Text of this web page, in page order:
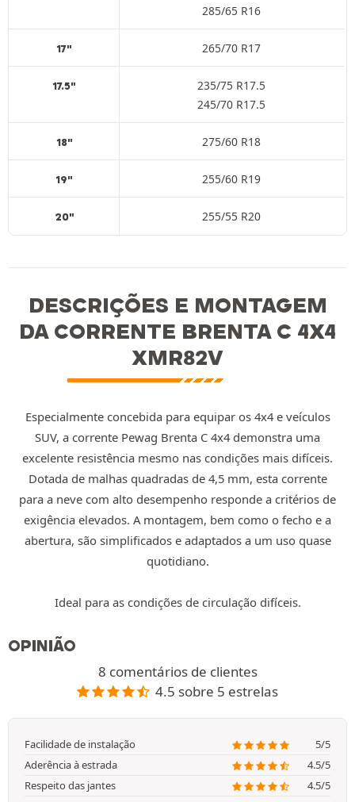
285/65 R16
17" 265/70 R17
17.5"
235/75 R17.5
245/70 R17.5
18" 275/60 R18
19" 255/60 R19
20" 255/55 R20
DESCRIÇÕES E MONTAGEM
DA CORRENTE BRENTA C 4X4
XMR82V
Especialmente concebida para equipar os 4x4 e veículos
SUV, a corrente Pewag Brenta C 4x4 demonstra uma
excelente resistência mesmo nas condições mais difíceis.
Dotada de malhas quadradas de 4,5 mm, esta corrente
para a neve com alto desempenho responde a critérios de
exigência elevados. A montagem, bem como o fecho e a
abertura, são simplificados e adaptados a um uso quase
quotidiano.
Ideal para as condições de circulação difíceis.
OPINIÃO
8 comentários de clientes
4.5 sobre 5 estrelas
Facilidade de instalação
5/5
Aderência à estrada
4.5/5
Respeito das jantes
4.5/5